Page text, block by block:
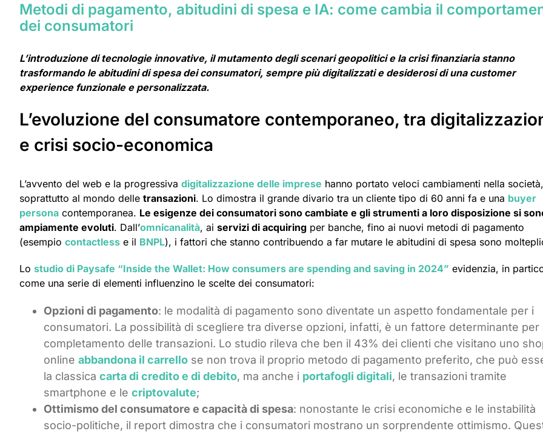
Metodi di pagamento, abitudini di spesa e IA: come cambia il
dei consumatori
L’introduzione di tecnologie innovative, il mutamento degli scenari geopolitici e la crisi finanziaria stanno
trasformando le abitudini di spesa dei consumatori, sempre più digitalizzati e desiderosi di una customer
experience funzionale e personalizzata.
L’evoluzione del consumatore contemporaneo, tra
e crisi socio-economica
L’avvento del web e la progressiva digitalizzazione delle imprese hanno portato veloci cambiamenti nella
soprattutto al mondo delle transazioni. Lo dimostra il grande divario tra un cliente tipo di 60 anni fa e una buyer
persona contemporanea. Le esigenze dei consumatori sono cambiate e gli strumenti a loro disposizione si
ampiamente evoluti. Dall’omnicanalità, ai servizi di acquiring per banche, fino ai nuovi metodi di pagamento
(esempio contactless e il BNPL), i fattori che stanno contribuendo a far mutare le abitudini di spesa sono
Lo studio di Paysafe “Inside the Wallet: How consumers are spending and saving in 2024” evidenzia, in
come una serie di elementi influenzino le scelte dei consumatori:
Opzioni di pagamento: le modalità di pagamento sono diventate un aspetto fondamentale per i
consumatori. La possibilità di scegliere tra diverse opzioni, infatti, è un fattore determinante per
completamento delle transazioni. Lo studio rileva che ben il 43% dei clienti che visitano uno
online abbandona il carrello se non trova il proprio metodo di pagamento preferito, che può
la classica carta di credito e di debito, ma anche i portafogli digitali, le transazioni tramite
smartphone e le criptovalute;
Ottimismo del consumatore e capacità di spesa: nonostante le crisi economiche e le instabilità
socio-politiche, il report dimostra che i consumatori mostrano un sorprendente ottimismo.